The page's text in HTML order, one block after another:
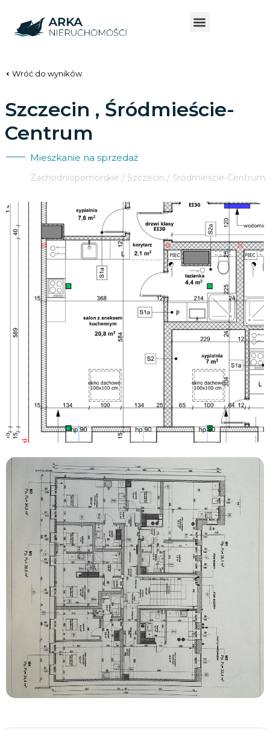
Wróć do wyników
Szczecin , Śródmieście-
Centrum
Mieszkanie na sprzedaż
Zachodniopomorskie / Szczecin / Śródmieście-Centrum
Zobacz wszystkie